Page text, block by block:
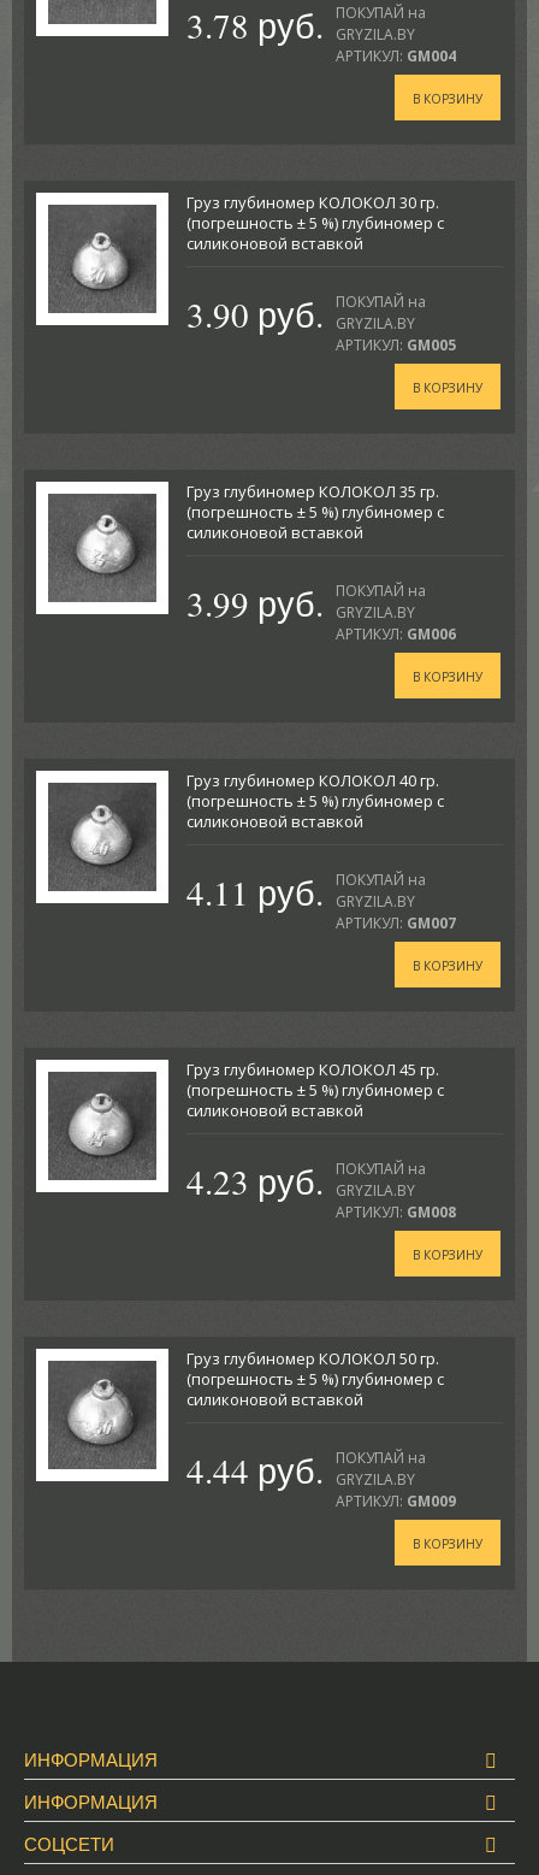
3.78 руб.
ПОКУПАЙ на
GRYZILA.BY
АРТИКУЛ: GM004
В КОРЗИНУ
Груз глубиномер КОЛОКОЛ 30 гр.
(погрешность ± 5 %) глубиномер с
силиконовой вставкой
3.90 руб.
ПОКУПАЙ на
GRYZILA.BY
АРТИКУЛ: GM005
В КОРЗИНУ
Груз глубиномер КОЛОКОЛ 35 гр.
(погрешность ± 5 %) глубиномер с
силиконовой вставкой
3.99 руб.
ПОКУПАЙ на
GRYZILA.BY
АРТИКУЛ: GM006
В КОРЗИНУ
Груз глубиномер КОЛОКОЛ 40 гр.
(погрешность ± 5 %) глубиномер с
силиконовой вставкой
4.11 руб.
ПОКУПАЙ на
GRYZILA.BY
АРТИКУЛ: GM007
В КОРЗИНУ
Груз глубиномер КОЛОКОЛ 45 гр.
(погрешность ± 5 %) глубиномер с
силиконовой вставкой
4.23 руб.
ПОКУПАЙ на
GRYZILA.BY
АРТИКУЛ: GM008
В КОРЗИНУ
Груз глубиномер КОЛОКОЛ 50 гр.
(погрешность ± 5 %) глубиномер с
силиконовой вставкой
4.44 руб.
ПОКУПАЙ на
GRYZILA.BY
АРТИКУЛ: GM009
В КОРЗИНУ
ИНФОРМАЦИЯ
ИНФОРМАЦИЯ
СОЦСЕТИ